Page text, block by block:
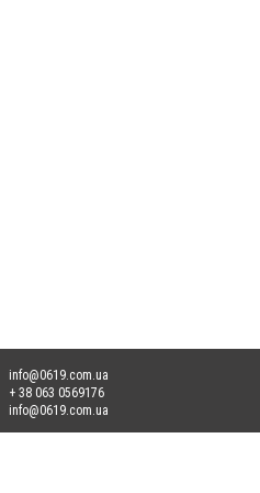
info@0619.com.ua
+ 38 063 0569176
info@0619.com.ua